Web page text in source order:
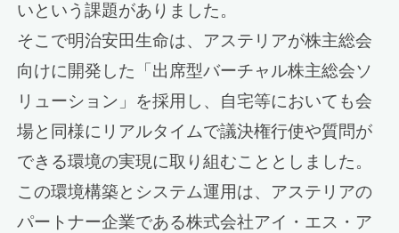
いという課題がありました。
そこで明治安田生命は、アステリアが株主総会
向けに開発した「出席型バーチャル株主総会ソ
リューション」を採用し、自宅等においても会
場と同様にリアルタイムで議決権行使や質問が
できる環境の実現に取り組むこととしました。
この環境構築とシステム運用は、アステリアの
パートナー企業である株式会社アイ・エス・ア